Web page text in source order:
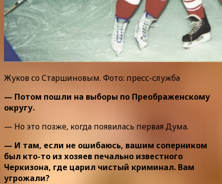
Жуков со Старшиновым. Фото: пресс-служба
— Потом пошли на выборы по Преображенскому
округу.
— Но это позже, когда появилась первая Дума.
— И там, если не ошибаюсь, вашим соперником
был кто-то из хозяев печально известного
Черкизона, где царил чистый криминал. Вам
угрожали?